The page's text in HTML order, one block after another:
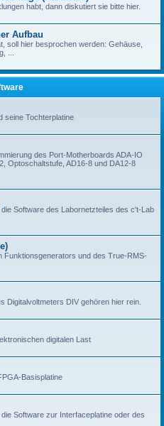
habt, dann diskutiert sie bitte hier.
Aufbau
soll hier besprochen werden: Gehäuse,
...
seine Tochterplatine
des Port-Motherboards ADA-IO
Optoschaltstufe, AD16-8 und DA12-8
Software des Labornetzteiles des c't-Lab
Funktionsgenerators und des True-RMS-
Digitalvoltmeters DIV gehören hier rein.
digitalen Last
Basisplatine
Software zur Interfaceplatine oder des